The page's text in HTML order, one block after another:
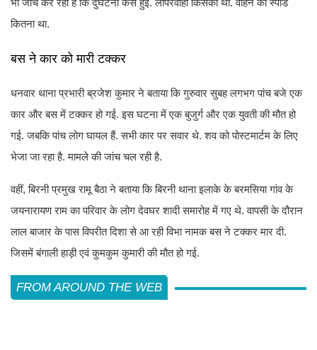
कितना था.
बस ने कार को मारी टक्कर
धनवार थाना प्रभारी ब्रजेश कुमार ने बताया कि गुरुवार सुबह लगभग पांच बजे एक
कार और बस में टक्कर हो गई. इस घटना में एक बुजुर्ग और एक युवती की मौत हो
गई. जबकि पांच लोग घायल हैं. सभी कार पर सवार थे. शव को पोस्टमार्टम के लिए
भेजा जा रहा है. मामले की जांच चल रही है.
वहीं, बिरनी प्रमुख रामू बैठा ने बताया कि बिरनी थाना इलाके के बरमसिया गांव के
जयनारायण राम का परिवार के लोग देवघर शादी समारोह में गए थे. वापसी के दौरान
लाल बाजार के पास विपरीत दिशा से आ रही विभा नामक बस ने टक्कर मार दी.
जिसमें बंगाली हाड़ी एवं कुमकुम कुमारी की मौत हो गई.
FROM AROUND THE WEB